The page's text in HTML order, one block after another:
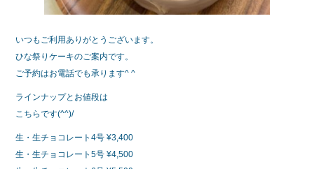
いつもご利用ありがとうございます。
ひな祭りケーキのご案内です。
ご予約はお電話でも承ります^ ^
ラインナップとお値段は
こちらです(^^)/
生・生チョコレート4号 ¥3,400
生・生チョコレート5号 ¥4,500